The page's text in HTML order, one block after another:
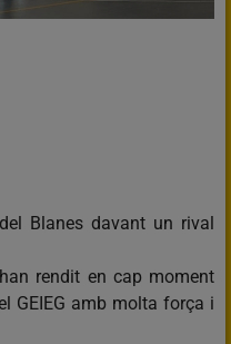
Blanes davant un rival
rendit en cap moment
GEIEG amb molta força i